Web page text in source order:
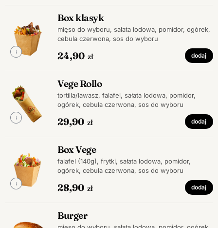
Box klasyk
mięso do wyboru, sałata lodowa, pomidor, ogórek,
cebula czerwona, sos do wyboru
24,90 zł dodaj
Vege Rollo
tortilla/lawasz, falafel, sałata lodowa, pomidor,
ogórek, cebula czerwona, sos do wyboru
29,90 zł dodaj
Box Vege
falafel (140g), frytki, sałata lodowa, pomidor,
ogórek, cebula czerwona, sos do wyboru
28,90 zł dodaj
Burger